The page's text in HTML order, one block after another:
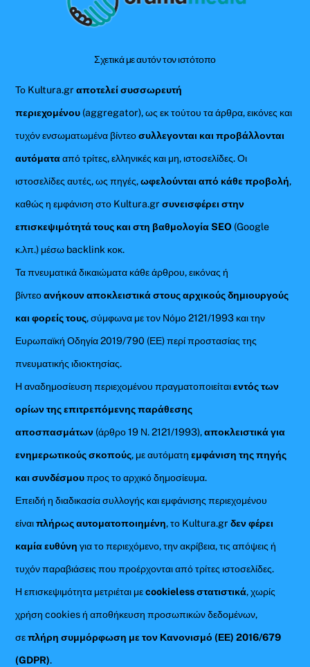
Σχετικά με αυτόν τον ιστότοπο
Το Kultura.grαποτελεί συσσωρευτή
περιεχομένου (aggregator), ως εκ τούτου τα άρθρα, εικόνες και
τυχόν ενσωματωμένα βίντεοσυλλεγονται και προβάλλονται
αυτόματααπό τρίτες, ελληνικές και μη, ιστοσελίδες. Οι
ιστοσελίδες αυτές, ως πηγές,ωφελούνται από κάθε προβολή,
καθώς η εμφάνιση στο Kultura.gr συνεισφέρει στην
επισκεψιμότητά τους και στη βαθμολογία SEO (Google
κ.λπ.) μέσω backlink κοκ.
Τα πνευματικά δικαιώματα κάθε άρθρου, εικόνας ή
βίντεοανήκουν αποκλειστικά στους αρχικούς δημιουργούς
και φορείς τους, σύμφωνα με τον Νόμο 2121/1993 και την
Ευρωπαϊκή Οδηγία 2019/790 (ΕΕ) περί προστασίας της
πνευματικής ιδιοκτησίας.
Η αναδημοσίευση περιεχομένου πραγματοποιείταιεντός των
ορίων της επιτρεπόμενης παράθεσης
αποσπασμάτων (άρθρο 19 Ν. 2121/1993),αποκλειστικά για
ενημερωτικούς σκοπούς, με αυτόματηεμφάνιση της πηγής
και συνδέσμουπρος το αρχικό δημοσίευμα.
Επειδή η διαδικασία συλλογής και εμφάνισης περιεχομένου
είναιπλήρως αυτοματοποιημένη, το Kultura.grδεν φέρει
καμία ευθύνη για το περιεχόμενο, την ακρίβεια, τις απόψεις ή
τυχόν παραβιάσεις που προέρχονται από τρίτες ιστοσελίδες.
Η επισκεψιμότητα μετριέται μεcookieless στατιστικά, χωρίς
χρήση cookies ή αποθήκευση προσωπικών δεδομένων,
σεπλήρη συμμόρφωση με τον Κανονισμό (ΕΕ) 2016/679
(GDPR).